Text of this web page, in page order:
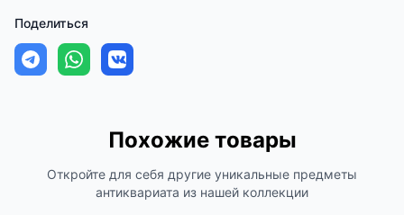
Поделиться
Похожие товары
Откройте для себя другие уникальные предметы
антиквариата из нашей коллекции